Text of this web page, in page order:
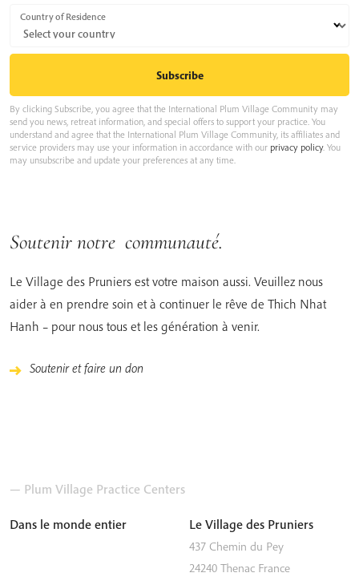
Country of Residence
By clicking Subscribe, you agree that the International Plum Village Community may
send you news, retreat information, and special offers to support your practice. You
understand and agree that the International Plum Village Community, its affiliates and
service providers may use your information in accordance with our privacy policy. You
may unsubscribe and update your preferences at any time.
Soutenir notre communauté.
Le Village des Pruniers est votre maison aussi. Veuillez nous
aider à en prendre soin et à continuer le rêve de Thich Nhat
Hanh – pour nous tous et les génération à venir.
Soutenir et faire un don
— Plum Village Practice Centers
Dans le monde entier Le Village des Pruniers
437 Chemin du Pey
24240 Thenac France